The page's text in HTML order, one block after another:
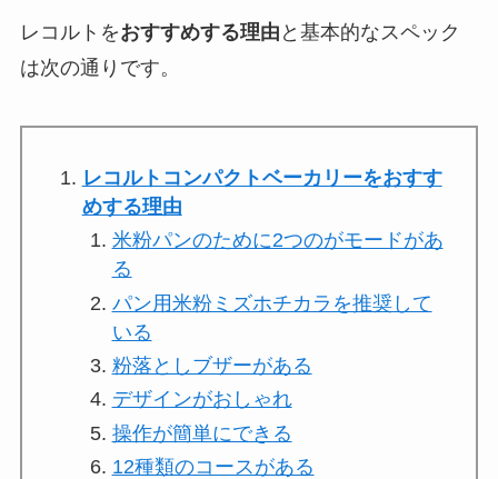
レコルトをおすすめする理由 と 基本的なスペック
は次の通りです。
レコルトコンパクトベーカリーをおすす
めする理由
米粉パンのために2つのがモードがあ
る
パン用米粉ミズホチカラを推奨して
いる
粉落としブザーがある
デザインがおしゃれ
操作が簡単にできる
12種類のコースがある